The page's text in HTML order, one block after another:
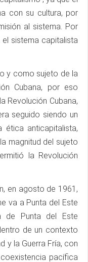
con su cultura, por
al sistema. Por
sistema capitalista
y como sujeto de la
Cubana, por eso
Revolución Cubana,
seguido siendo un
ética anticapitalista,
magnitud del sujeto
la Revolución
en agosto de 1961,
va a Punta del Este
de Punta del Este
de un contexto
y la Guerra Fría, con
pacífica